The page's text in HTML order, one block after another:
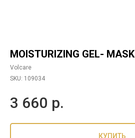
MOISTURIZING GEL- MASK
Volcare
SKU: 109034
3 660 р.
КУПИТЬ